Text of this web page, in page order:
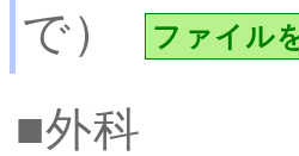
で）
ファイル
外科